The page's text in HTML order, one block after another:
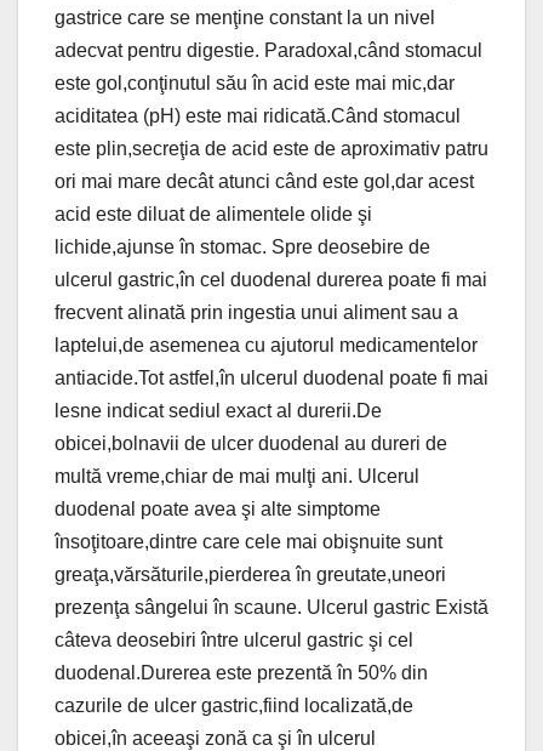
gastrice care se menţine constant la un nivel
adecvat pentru digestie. Paradoxal,când stomacul
este gol,conţinutul său în acid este mai mic,dar
aciditatea (pH) este mai ridicată.Când stomacul
este plin,secreţia de acid este de aproximativ patru
ori mai mare decât atunci când este gol,dar acest
acid este diluat de alimentele olide şi
lichide,ajunse în stomac. Spre deosebire de
ulcerul gastric,în cel duodenal durerea poate fi mai
frecvent alinată prin ingestia unui aliment sau a
laptelui,de asemenea cu ajutorul medicamentelor
antiacide.Tot astfel,în ulcerul duodenal poate fi mai
lesne indicat sediul exact al durerii.De
obicei,bolnavii de ulcer duodenal au dureri de
multă vreme,chiar de mai mulţi ani. Ulcerul
duodenal poate avea şi alte simptome
însoţitoare,dintre care cele mai obişnuite sunt
greaţa,vărsăturile,pierderea în greutate,uneori
prezenţa sângelui în scaune. Ulcerul gastric Există
câteva deosebiri între ulcerul gastric şi cel
duodenal.Durerea este prezentă în 50% din
cazurile de ulcer gastric,fiind localizată,de
obicei,în aceeaşi zonă ca şi în ulcerul